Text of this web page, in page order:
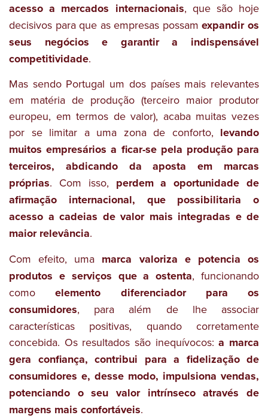
acesso a mercados internacionais, que são hoje
decisivos para que as empresas possamexpandir os
seus negócios e garantir a indispensável
competitividade.
Mas sendo Portugal um dos países mais relevantes
em matéria de produção (terceiro maior produtor
europeu, em termos de valor), acaba muitas vezes
por se limitar a uma zona de conforto, levando
muitos empresários a ficar-se pela produção para
terceiros, abdicando da aposta em marcas
próprias. Com isso, perdem a oportunidade de
afirmação internacional, que possibilitaria o
acesso a cadeias de valor mais integradas e de
maior relevância.
Com efeito, uma marca valoriza e potencia os
produtos e serviços que a ostenta, funcionando
comoelemento diferenciador para os
consumidores, para além de lhe associar
características positivas, quando corretamente
concebida. Os resultados são inequívocos:a marca
gera confiança, contribui para a fidelização de
consumidores e, desse modo, impulsiona vendas,
potenciando o seu valor intrínseco através de
margens mais confortáveis.